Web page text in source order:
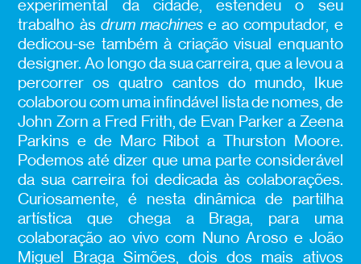
experimental da cidade, estendeu o seu
trabalho às drum machinese ao computador, e
dedicou-se também à criação visual enquanto
designer. Ao longo da sua carreira, que a levou a
percorrer os quatro cantos do mundo, Ikue
colaborou com uma infindável lista de nomes, de
John Zorn a Fred Frith, de Evan Parker a Zeena
Parkins e de Marc Ribot a Thurston Moore.
Podemos até dizer que uma parte considerável
da sua carreira foi dedicada às colaborações.
Curiosamente, é nesta dinâmica de partilha
artística que chega a Braga, para uma
colaboração ao vivo com Nuno Aroso e João
Miguel Braga Simões, dois dos mais ativos